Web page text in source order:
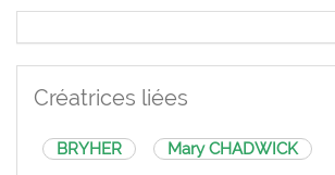
Créatrices liées
BRYHER Mary CHADWICK